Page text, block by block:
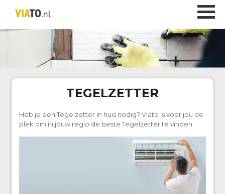
TEGELZETTER
Heb je een Tegelzetter in huis nodig? Viato is voor jou de
plek om in jouw regio de beste Tegelzetter te vinden.